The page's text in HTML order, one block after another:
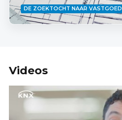
DE ZOEKTOCHT NAAR VASTGOED
Videos